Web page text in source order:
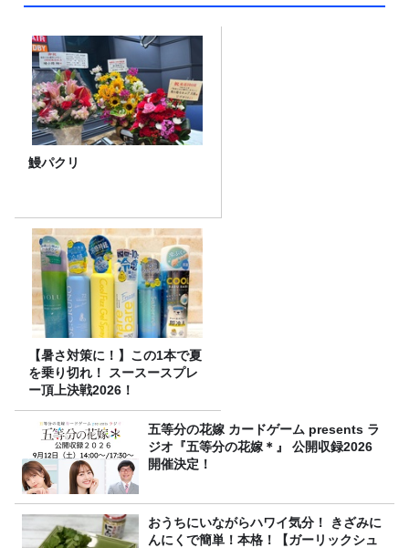
鰻パクリ
【暑さ対策に！】この1本で夏
を乗り切れ！ スースースプレ
ー頂上決戦2026！
五等分の花嫁 カードゲーム presents ラ
ジオ『五等分の花嫁＊』 公開収録2026
開催決定！
おうちにいながらハワイ気分！ きざみに
んにくで簡単！本格！【ガーリックシュ